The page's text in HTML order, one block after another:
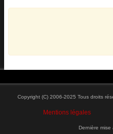
Copyright (C) 2006-2025 Tous droits
Mentions légales
Dernière mise